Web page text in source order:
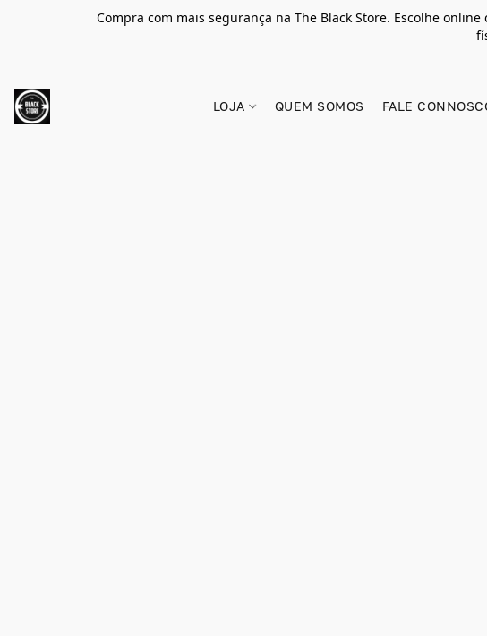
Compra com mais segurança na The Black Store. Escolhe
LOJA QUEM SOMOS FALE